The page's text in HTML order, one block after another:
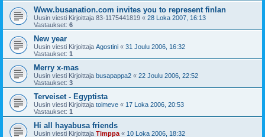
Www.busanation.com invites you to represent finlan
Uusin viesti Kirjoittaja 83-1175441819 « 28 Loka 2007, 16:13
Vastaukset: 6
New year
Uusin viesti Kirjoittaja Agostini « 31 Joulu 2006, 16:32
Vastaukset: 1
Merry x-mas
Uusin viesti Kirjoittaja busapappa2 « 22 Joulu 2006, 22:52
Vastaukset: 3
Terveiset - Egyptista
Uusin viesti Kirjoittaja toimeve « 17 Loka 2006, 20:53
Vastaukset: 1
Hi all hayabusa friends
Uusin viesti Kirjoittaja Timppa « 10 Loka 2006, 18:32